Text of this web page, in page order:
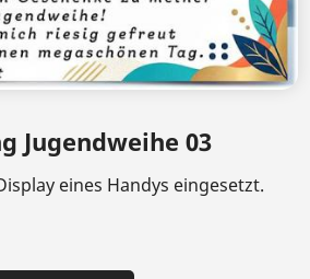
Jugendweihe 03
eines Handys eingesetzt.